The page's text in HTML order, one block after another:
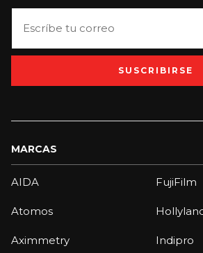
SUSCRIBIRSE
MARCAS
AIDA
Atomos
Aximmetry
FujiFilm
Indipro